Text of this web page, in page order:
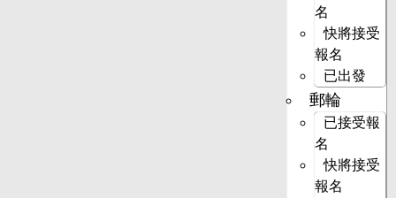
名
快將接受
報名
已出發
郵輪
已接受報
名
快將接受
報名